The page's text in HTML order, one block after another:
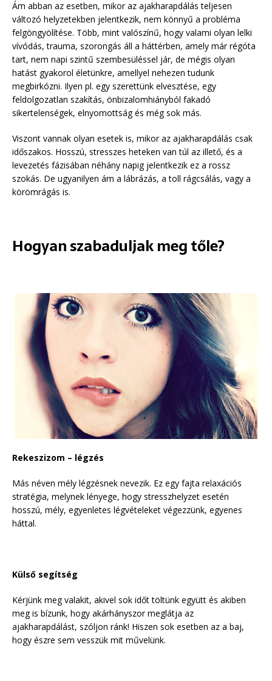
Ám abban az esetben, mikor az ajakharapdálás teljesen
változó helyzetekben jelentkezik, nem könnyű a probléma
felgöngyölítése. Több, mint valószínű, hogy valami olyan lelki
vívódás, trauma, szorongás áll a háttérben, amely már régóta
tart, nem napi szintű szembesüléssel jár, de mégis olyan
hatást gyakorol életünkre, amellyel nehezen tudunk
megbirkózni. Ilyen pl. egy szerettünk elvesztése, egy
feldolgozatlan szakítás, önbizalomhiányból fakadó
sikertelenségek, elnyomottság és még sok más.
Viszont vannak olyan esetek is, mikor az ajakharapdálás csak
időszakos. Hosszú, stresszes heteken van túl az illető, és a
levezetés fázisában néhány napig jelentkezik ez a rossz
szokás. De ugyanilyen ám a lábrázás, a toll rágcsálás, vagy a
körömrágás is.
Hogyan szabaduljak meg tőle?
Rekeszizom – légzés
Más néven mély légzésnek nevezik. Ez egy fajta relaxációs
stratégia, melynek lényege, hogy stresszhelyzet esetén
hosszú, mély, egyenletes légvételeket végezzünk, egyenes
háttal.
Külső segítség
Kérjünk meg valakit, akivel sok időt töltünk együtt és akiben
meg is bízunk, hogy akárhányszor meglátja az
ajakharapdálást, szóljon ránk! Hiszen sok esetben az a baj,
hogy észre sem vesszük mit művelünk.